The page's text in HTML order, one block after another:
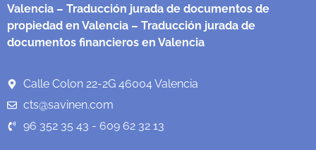
Valencia – Traducción jurada de documentos de
propiedad en Valencia – Traducción jurada de
documentos financieros en Valencia
Calle Colon 22-2G 46004 Valencia
cts@savinen.com
96 352 35 43 - 609 62 32 13